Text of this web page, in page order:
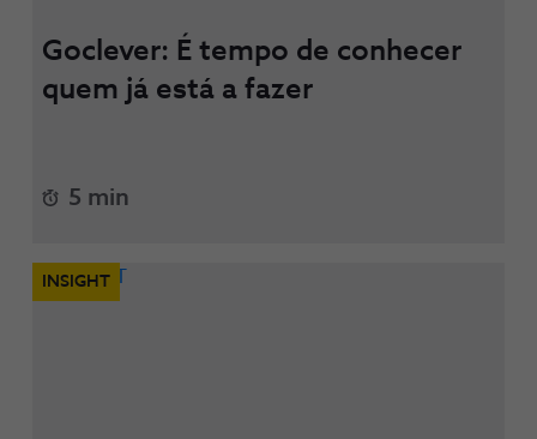
Goclever: É tempo de conhecer
quem já está a fazer
5 min
INSIGHT